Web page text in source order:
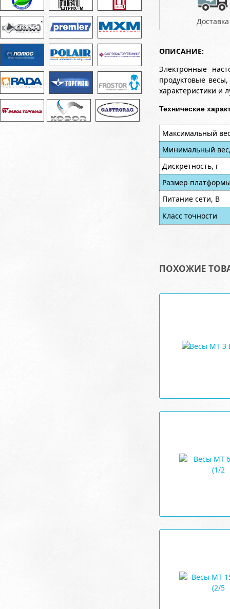
Доставка
ОПИСАНИЕ:
Электронные
продуктовые
характеристики и
Технические
Максимальный
Минимальный
Дискретность, г
Размер
Питание сети, В
Класс точности
ПОХОЖИЕ